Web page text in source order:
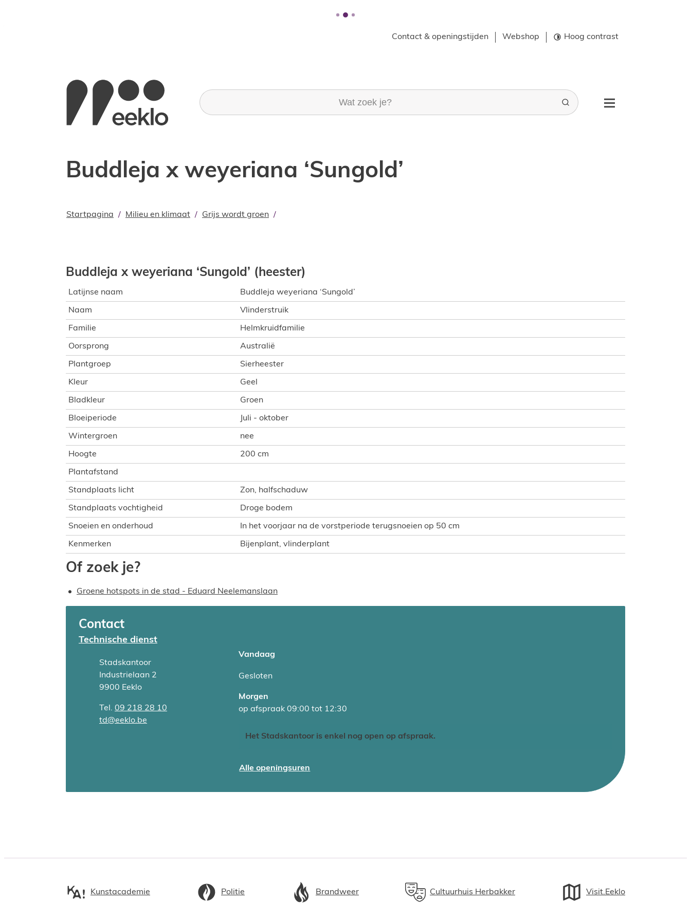
Contact & openingstijden Webshop Hoog contrast
Stad Eeklo
Wat zoek je?
Zoeken Menu
Buddleja x weyeriana ‘Sungold’
Startpagina Milieu en klimaat Grijs wordt groen
Buddleja x weyeriana ‘Sungold’ (heester)
Latijnse naam Buddleja weyeriana ‘Sungold’
Naam Vlinderstruik
Familie Helmkruidfamilie
Oorsprong Australië
Plantgroep Sierheester
Kleur Geel
Bladkleur Groen
Bloeiperiode Juli - oktober
Wintergroen nee
Hoogte 200 cm
Plantafstand
Standplaats licht Zon, halfschaduw
Standplaats vochtigheid Droge bodem
Snoeien en onderhoud In het voorjaar na de vorstperiode terugsnoeien op 50 cm
Kenmerken Bijenplant, vlinderplant
Of zoek je?
Groene hotspots in de stad - Eduard Neelemanslaan
Contact
Technische dienst
AdresStadskantoor
Industrielaan 2
,9900 Eeklo
09 218 28 10
E-mailtd@eeklo.be
Vandaag
Gesloten
Morgen
op afspraak 09:00 tot 12:30
Het Stadskantoor is enkel nog open op afspraak.
Alle openingsuren
Kunstacademie Politie Brandweer Cultuurhuis Herbakker Visit.Eeklo